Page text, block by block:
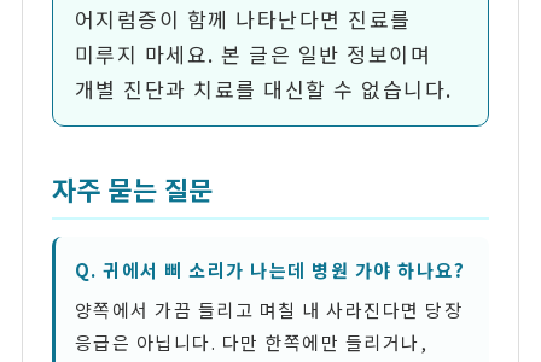
어지럼증이 함께 나타난다면 진료를
미루지 마세요. 본 글은 일반 정보이며
개별 진단과 치료를 대신할 수 없습니다.
자주 묻는 질문
Q. 귀에서 삐 소리가 나는데 병원 가야 하나요?
양쪽에서 가끔 들리고 며칠 내 사라진다면 당장
응급은 아닙니다. 다만 한쪽에만 들리거나,